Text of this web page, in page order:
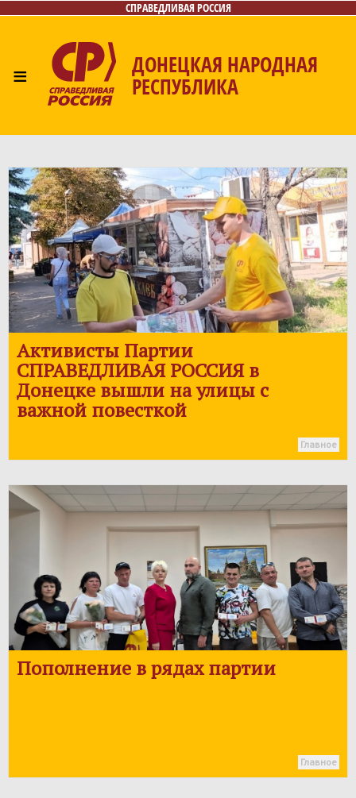
СПРАВЕДЛИВАЯ РОССИЯ
≡ ДОНЕЦКАЯ НАРОДНАЯ
РЕСПУБЛИКА
Активисты Партии
СПРАВЕДЛИВАЯ РОССИЯв
Донецке вышли на улицы с
важной повесткой
Главное
Пополнение в рядах партии
Главное